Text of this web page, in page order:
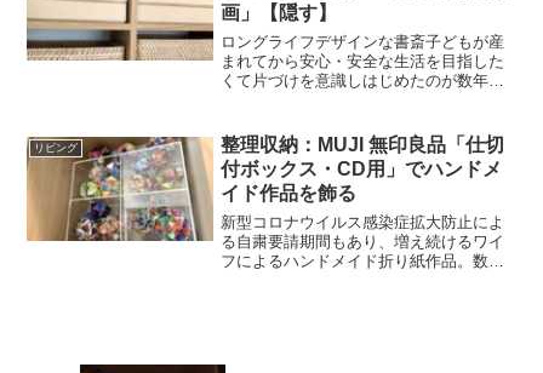
画」【隠す】
ロングライフデザインな書斎子どもが産
まれてから安心・安全な生活を目指した
くて片づけを意識しはじめたのが数年
の資格も取得し、それ以来一気に家の片
づけが加速。2年経ち...
リビング
整理収納：MUJI 無印良品「仕切
付ボックス・CD用」でハンドメ
イド作品を飾る
新型コロナウイルス感染症拡大防止によ
る自粛要請期間もあり、増え続けるワイ
フによるハンドメイド折り紙作品。数は